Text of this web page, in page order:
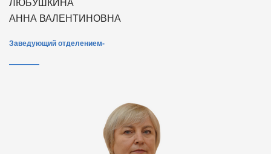
ЛЮБУШКИНА
АННА ВАЛЕНТИНОВНА
Заведующий отделением-